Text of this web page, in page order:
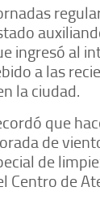
ingresó al
a las
la ciudad.
que
de
de
Centro de